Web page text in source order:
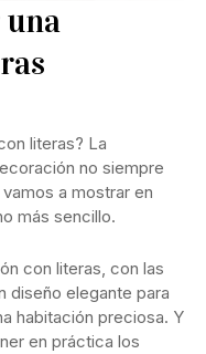
literas? La
no siempre
a mostrar en
más sencillo.
con literas, con las
diseño elegante para
habitación preciosa. Y
en práctica los